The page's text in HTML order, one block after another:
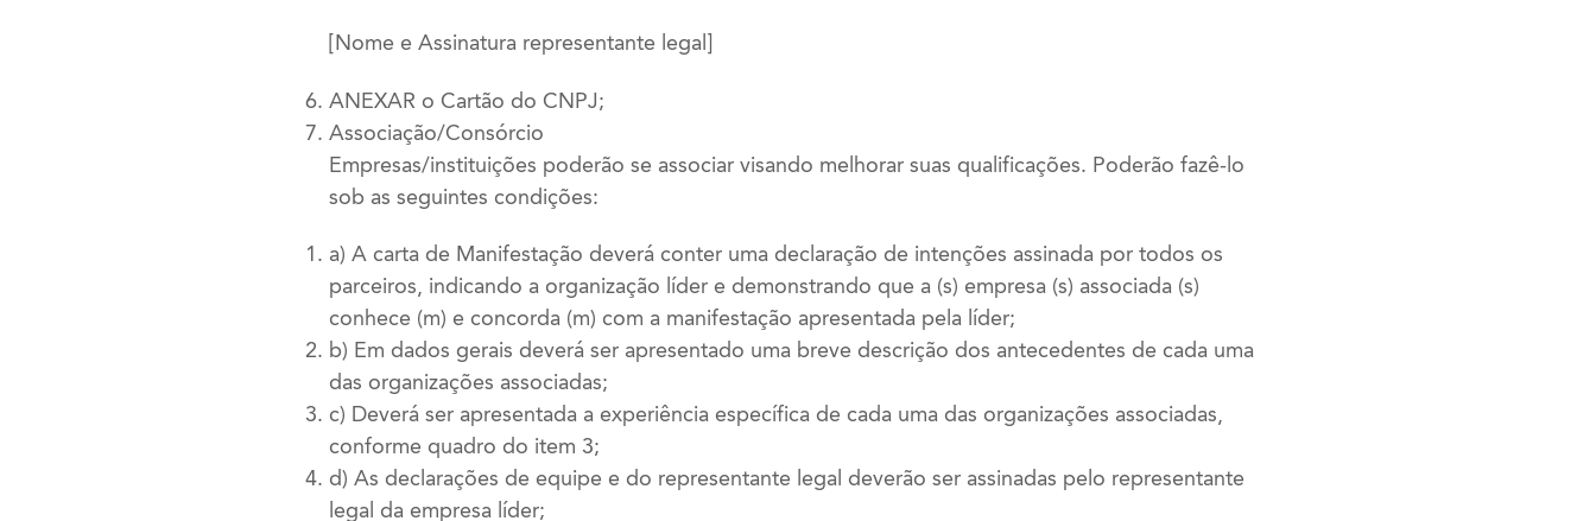
[Nome e Assinatura representante legal]
ANEXAR o Cartão do CNPJ;
Associação/Consórcio
Empresas/instituições poderão se associar visando melhorar suas qualificações. Poderão fazê-lo
sob as seguintes condições:
a) A carta de Manifestação deverá conter uma declaração de intenções assinada por todos os
parceiros, indicando a organização líder e demonstrando que a (s) empresa (s) associada (s)
conhece (m) e concorda (m) com a manifestação apresentada pela líder;
b) Em dados gerais deverá ser apresentado uma breve descrição dos antecedentes de cada uma
das organizações associadas;
c) Deverá ser apresentada a experiência específica de cada uma das organizações associadas,
conforme quadro do item 3;
d) As declarações de equipe e do representante legal deverão ser assinadas pelo representante
legal da empresa líder;